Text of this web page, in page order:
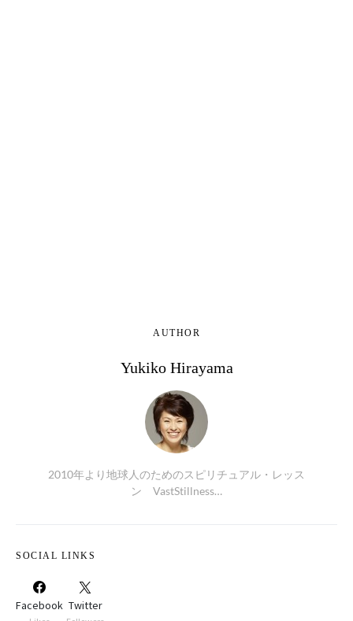
AUTHOR
Yukiko Hirayama
2010年より地球人のためのスピリチュアル・レッス
ン VastStillness…
SOCIAL LINKS
Facebook Twitter